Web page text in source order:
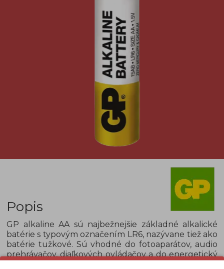
Popis
GP alkaline AA sú najbežnejšie základné alkalické
batérie s typovým označením LR6, nazývane tiež ako
batérie tužkové. Sú vhodné do fotoaparátov, audio
prehrávačov, diaľkových ovládačov a do energetický